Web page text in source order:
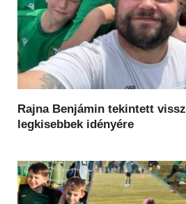
Rajna Benjámin tekintett
legkisebbek idényére